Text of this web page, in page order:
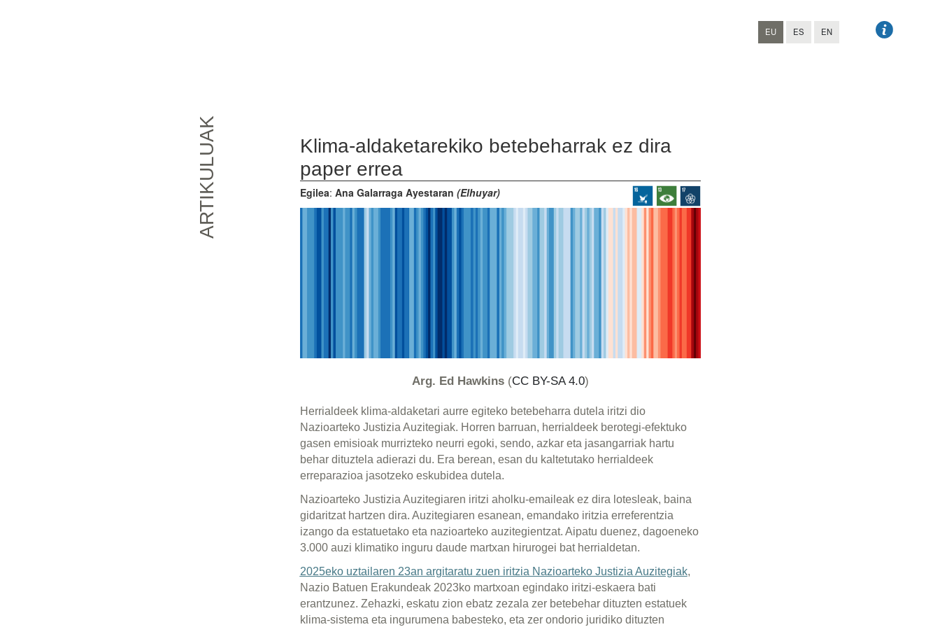
EU ES EN
ARTIKULUAK
Klima-aldaketarekiko betebeharrak ez dira
paper errea
Egilea:Ana Galarraga Ayestaran(Elhuyar)
Arg. Ed Hawkins( CC BY-SA 4.0)
Herrialdeek klima-aldaketari aurre egiteko betebeharra dutela iritzi dio Nazioarteko
Justizia Auzitegiak. Horren barruan, herrialdeek berotegi-efektuko gasen emisioak
murrizteko neurri egoki, sendo, azkar eta jasangarriak hartu behar dituztela
adierazi du. Era berean, esan du kaltetutako herrialdeek erreparazioa jasotzeko
eskubidea dutela.
Nazioarteko Justizia Auzitegiaren iritzi aholku-emaileak ez dira lotesleak, baina
gidaritzat hartzen dira. Auzitegiaren esanean, emandako iritzia erreferentzia
izango da estatuetako eta nazioarteko auzitegientzat. Aipatu duenez, dagoeneko
3.000 auzi klimatiko inguru daude martxan hirurogei bat herrialdetan.
2025eko uztailaren 23an argitaratu zuen iritzia Nazioarteko Justizia Auzitegiak,
Nazio Batuen Erakundeak 2023ko martxoan egindako iritzi-eskaera bati
erantzunez. Zehazki, eskatu zion ebatz zezala zer betebehar dituzten estatuek
klima-sistema eta ingurumena babesteko, eta zer ondorio juridiko dituzten